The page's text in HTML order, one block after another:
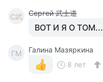
С武 Сергей 武士道
ВОТ И Я О ТОМ...
ГМ
Галина Мазяркина
8 лет